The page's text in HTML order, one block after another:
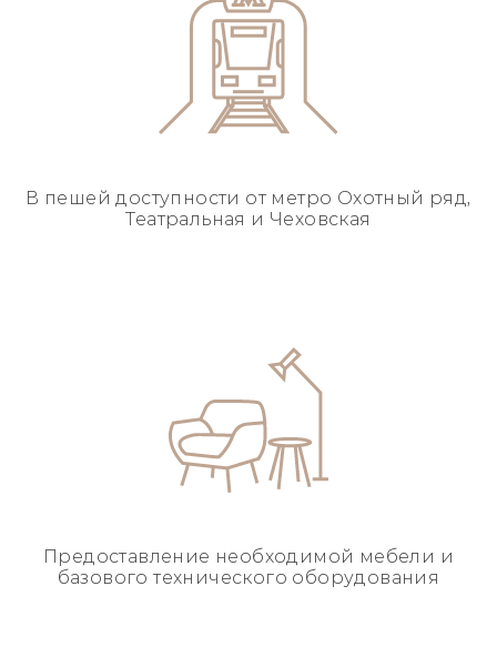
В пешей доступности от метро Охотный ряд,
Театральная и Чеховская
Предоставление необходимой мебели и
базовоготехнического оборудования